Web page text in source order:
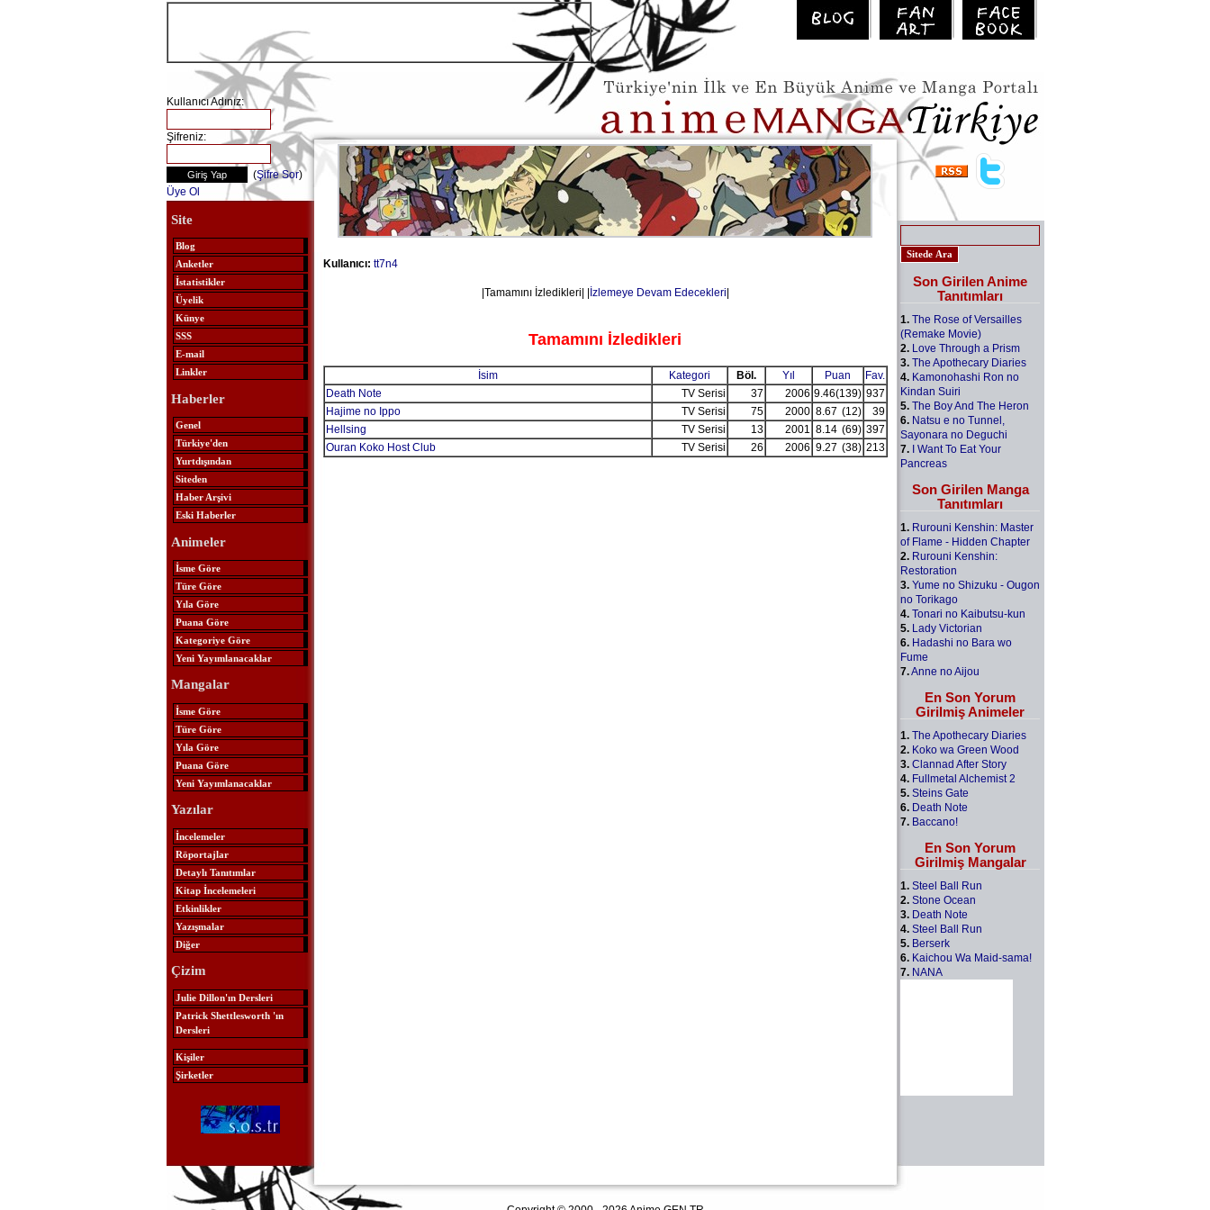
Kullanıcı Adınız:
Şifreniz:
(Şifre Sor)
Üye Ol
Site
Blog
Anketler
İstatistikler
Üyelik
Künye
SSS
E-mail
Linkler
Haberler
Genel
Türkiye'den
Yurtdışından
Siteden
Haber Arşivi
Eski Haberler
Animeler
İsme Göre
Türe Göre
Yıla Göre
Puana Göre
Kategoriye Göre
Yeni Yayımlanacaklar
Mangalar
İsme Göre
Türe Göre
Yıla Göre
Puana Göre
Yeni Yayımlanacaklar
Yazılar
İncelemeler
Röportajlar
Detaylı Tanıtımlar
Kitap İncelemeleri
Etkinlikler
Yazışmalar
Diğer
Çizim
Julie Dillon'ın Dersleri
Patrick Shettlesworth 'ın
Dersleri
Kişiler
Şirketler
Kullanıcı: tt7n4
|Tamamını İzledikleri| | İzlemeye Devam Edecekleri
Tamamını İzledikleri
İsim Kategori Böl. Yıl Puan
Fav.
Death Note
TV Serisi 37 2006 9.46(139) 937
Hajime no Ippo
TV Serisi 75 2000 8.67 (12)
39
Hellsing
TV Serisi 13 2001 8.14 (69) 397
Ouran Koko Host Club
TV Serisi 26 2006 9.27 (38) 213
Son Girilen Anime
Tanıtımları
1. The Rose of Versailles
(Remake Movie)
2. Love Through a Prism
3. The Apothecary Diaries
4. Kamonohashi Ron no
Kindan Suiri
5. The Boy And The Heron
6. Natsu e no Tunnel,
Sayonara no Deguchi
7. I Want To Eat Your
Pancreas
Son Girilen Manga
Tanıtımları
1. Rurouni Kenshin: Master
of Flame - Hidden Chapter
2. Rurouni Kenshin:
Restoration
3. Yume no Shizuku - Ougon
no Torikago
4. Tonari no Kaibutsu-kun
5. Lady Victorian
6. Hadashi no Bara wo
Fume
7.Anne no Aijou
En Son Yorum
Girilmiş Animeler
1. The Apothecary Diaries
2. Koko wa Green Wood
3. Clannad After Story
4. Fullmetal Alchemist 2
5. Steins Gate
6. Death Note
7. Baccano!
En Son Yorum
Girilmiş Mangalar
1. Steel Ball Run
2. Stone Ocean
3. Death Note
4. Steel Ball Run
5. Berserk
6. Kaichou Wa Maid-sama!
7. NANA